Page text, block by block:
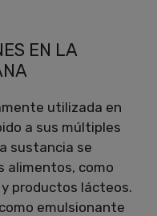
EN LA
utilizada en
a sus múltiples
sustancia se
alimentos, como
productos lácteos.
emulsionante